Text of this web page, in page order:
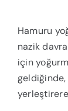
Hamuru
nazik
için